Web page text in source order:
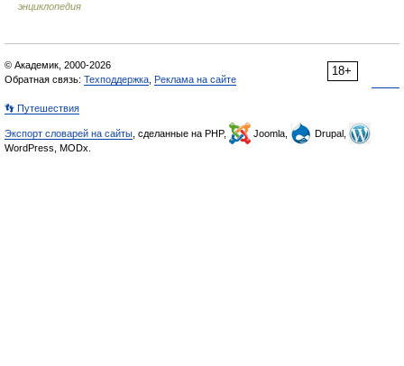
энциклопедия
18+
© Академик, 2000-2026
Обратная связь: Техподдержка Реклама на сайте
👣 Путешествия
Экспорт словарей на сайты , сделанные на PHP, Joomla,
Drupal,
WordPress, MODx.